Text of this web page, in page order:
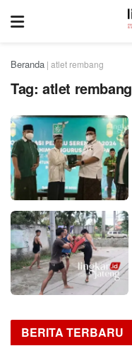
Beranda | atlet rembang
Tag: atlet rembang
BERITA TERBARU